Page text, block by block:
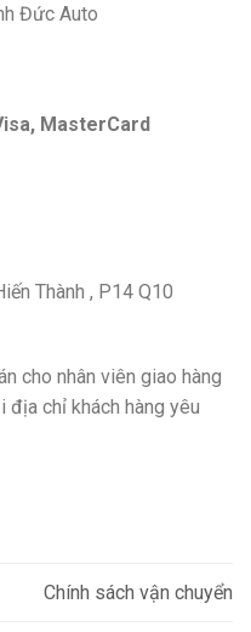
Đức Auto
MasterCard
Thành , P14 Q10
cho nhân viên giao hàng
địa chỉ khách hàng yêu
Chính sách vận chuyển